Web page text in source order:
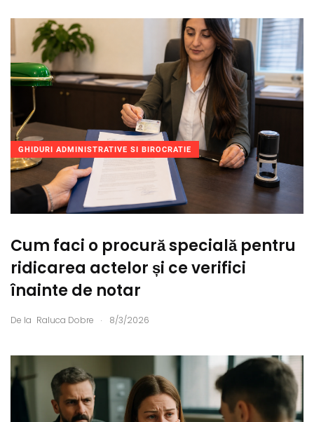
GHIDURI ADMINISTRATIVE SI BIROCRATIE
Cum faci o procură specială pentru
ridicarea actelor și ce verifici
înainte de notar
De la Raluca Dobre . 8/3/2026